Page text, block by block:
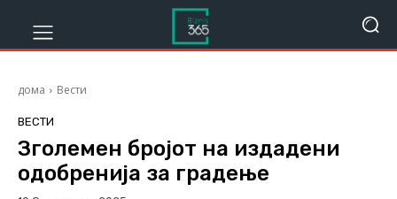
дома Вести
ВЕСТИ
Зголемен бројот на издадени
одобренија за градење